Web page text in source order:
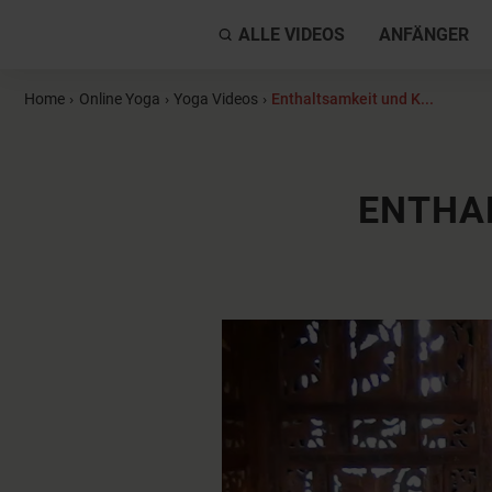
ALLE VIDEOS ANFÄNGER
Home › Online Yoga › Yoga Videos › Enthaltsamkeit und K...